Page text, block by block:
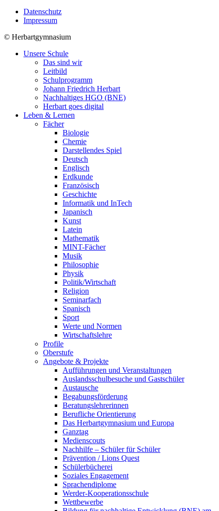
Datenschutz
Impressum
© Herbartgymnasium
Unsere Schule
Das sind wir
Leitbild
Schulprogramm
Johann Friedrich Herbart
Nachhaltiges HGO (BNE)
Herbart goes digital
Leben & Lernen
Fächer
Biologie
Chemie
Darstellendes Spiel
Deutsch
Englisch
Erdkunde
Französisch
Geschichte
Informatik und InTech
Japanisch
Kunst
Latein
Mathematik
MINT-Fächer
Musik
Philosophie
Physik
Politik/Wirtschaft
Religion
Seminarfach
Spanisch
Sport
Werte und Normen
Wirtschaftslehre
Profile
Oberstufe
Angebote & Projekte
Aufführungen und Veranstaltungen
Auslandsschulbesuche und Gastschüler
Austausche
Begabungsförderung
Beratungslehrerinnen
Berufliche Orientierung
Das Herbartgymnasium und Europa
Ganztag
Medienscouts
Nachhilfe – Schüler für Schüler
Prävention / Lions Quest
Schülerbücherei
Soziales Engagement
Sprachendiplome
Werder-Kooperationsschule
Wettbewerbe